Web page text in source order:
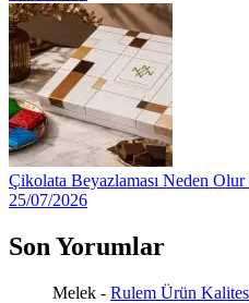
Çikolata Beyazlaması Neden
25/07/2026
Son Yorumlar
Melek - Rulem Ürün